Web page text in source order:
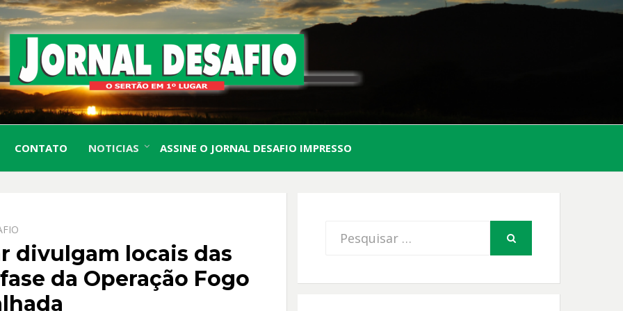
JORNAL
DESAFIO
O Sertão em 1º Lugar
CONTATO NOTICIAS ASSINE O JORNAL DESAFIO IMPRESSO
divulgam locais das
da Operação Fogo
Procurar